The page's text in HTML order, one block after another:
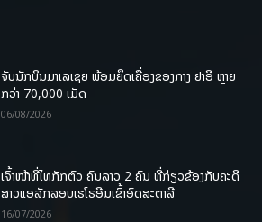
ຈັບນັກບິນມາເລເຊຍ ພ້ອມຍຶດເຄື່ອງຂອງກາງ ຢາອີ ຫຼາຍ
ກວ່າ 70,000 ເມັດ
06/08/2026
ເຈົ້າໜ້າທີ່ໄທກັກຕົວ ຄົນລາວ 2 ຄົນ ທີ່ກ່ຽວຂ້ອງກັບຄະດີ
ສາວແອລັກລອບເຮໂຣອີນເຂົ້າອົດສະຕາລີ
16/07/2026